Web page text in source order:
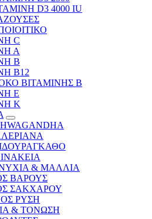
D3 4000 IU
C
Α
Β
Β12
ΒΙΤΑΜΙΝΗΣ Β
Ε
Κ
& ΜΑΛΛΙΑ
ΒΑΡΟΥΣ
ΣΑΚΧΑΡΟΥ
ΡΥΣΗ
& ΤΟΝΩΣΗ